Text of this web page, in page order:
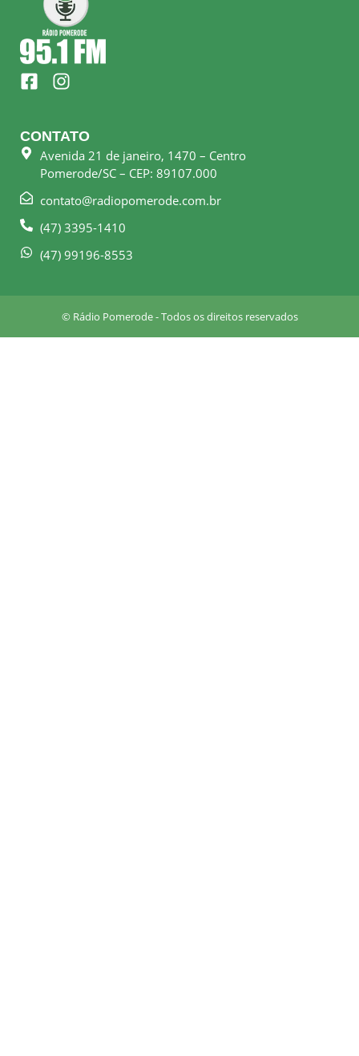
F
a
e
b
o
k
s
q
a
I
n
t
a
g
r
a
m
CONTATO
Avenida 21 de janeiro, 1470 – Centro
Pomerode/SC – CEP: 89107.000
contato@radiopomerode.com.br
(47) 3395-1410
(47) 99196-8553
© Rádio Pomerode - Todos os direitos reservados